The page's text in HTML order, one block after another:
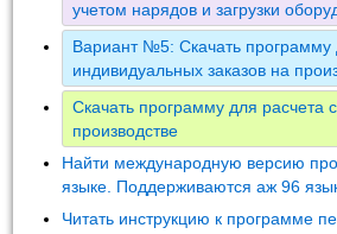
учетом нарядов и загрузки
Вариант №5: Скачать программу
индивидуальных заказов на
Скачать программу для расчета
производстве
Найти международную версию
языке. Поддерживаются аж 96
Читать инструкцию к программе